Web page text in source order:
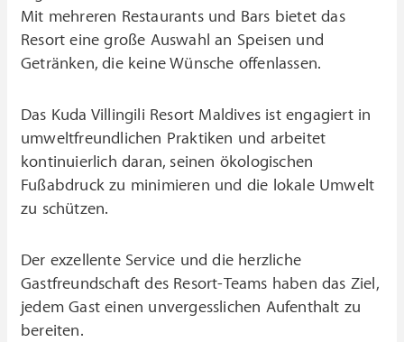
Mit mehreren Restaurants und Bars bietet das
Resort eine große Auswahl an Speisen und
Getränken, die keine Wünsche offenlassen.
Das Kuda Villingili Resort Maldives ist engagiert in
umweltfreundlichen Praktiken und arbeitet
kontinuierlich daran, seinen ökologischen
Fußabdruck zu minimieren und die lokale Umwelt
zu schützen.
Der exzellente Service und die herzliche
Gastfreundschaft des Resort-Teams haben das Ziel,
jedem Gast einen unvergesslichen Aufenthalt zu
bereiten.